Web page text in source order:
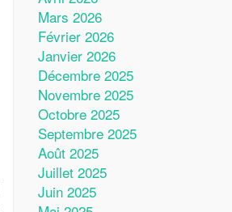
Mars 2026
Février 2026
Janvier 2026
Décembre 2025
Novembre 2025
Octobre 2025
Septembre 2025
Août 2025
Juillet 2025
Juin 2025